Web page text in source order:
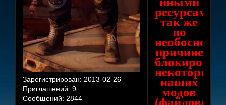
Зарегистрирован: 2013-02-26
Приглашений: 9
Сообщений: 2844
ресурсами,а
так же
по
причине
блокировки
некоторых
наших
модов